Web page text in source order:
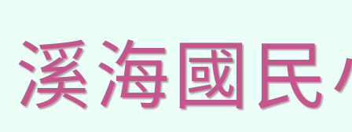
溪海國民